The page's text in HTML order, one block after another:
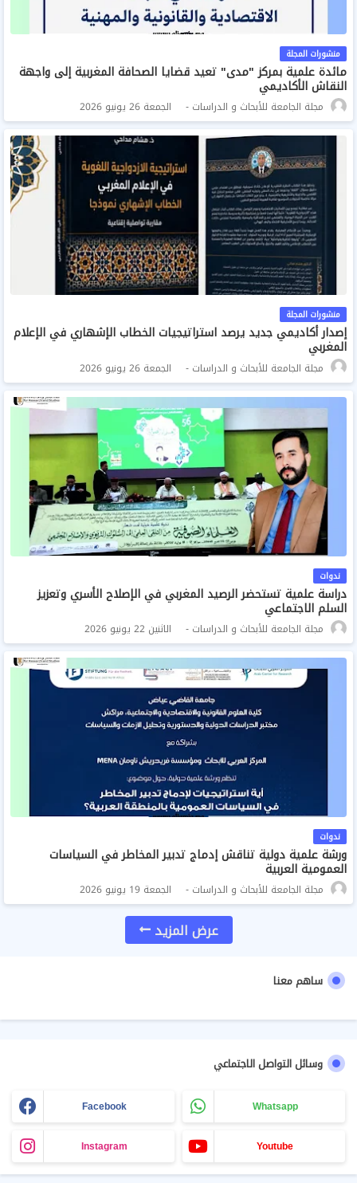
منشورات المجلة
مائدة علمية بمركز "مدى" تعيد قضايا الصحافة المغربية إلى واجهة
النقاش الأكاديمي
مجلة الجامعة للأبحاث و الدراسات الجمعة 26 يونيو 2026
منشورات المجلة
إصدار أكاديمي جديد يرصد استراتيجيات الخطاب الإشهاري في الإعلام
المغربي
مجلة الجامعة للأبحاث و الدراسات الجمعة 26 يونيو 2026
ندوات
دراسة علمية تستحضر الرصيد المغربي في الإصلاح الأسري وتعزيز
السلم الاجتماعي
مجلة الجامعة للأبحاث و الدراسات الاثنين 22 يونيو 2026
ندوات
ورشة علمية دولية تناقش إدماج تدبير المخاطر في السياسات
العمومية العربية
مجلة الجامعة للأبحاث و الدراسات الجمعة 19 يونيو 2026
عرض المزيد
ساهم معنا
وسائل التواصل الاجتماعي
Facebook Whatsapp
Instagram Youtube